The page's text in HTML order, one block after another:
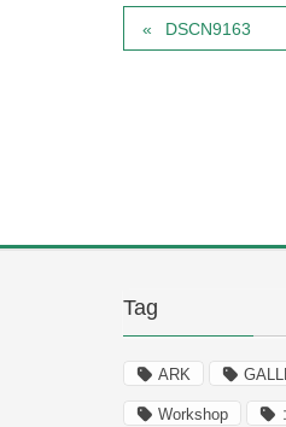
DSCN9163
Tag
ARK
Workshop